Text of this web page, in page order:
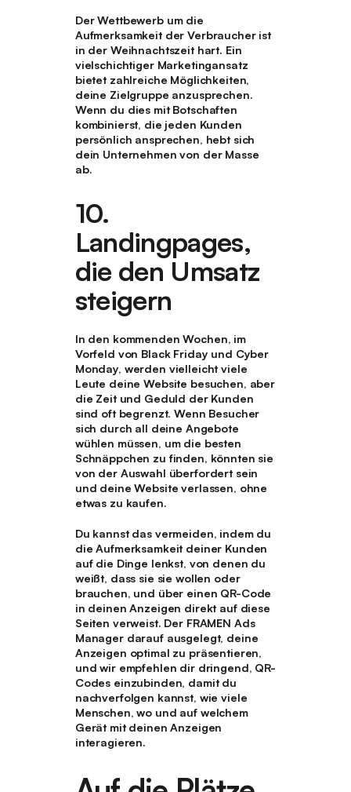
Der Wettbewerb um die
Aufmerksamkeit der Verbraucher ist
in der Weihnachtszeit hart. Ein
vielschichtiger Marketingansatz
bietet zahlreiche Möglichkeiten,
deine Zielgruppe anzusprechen.
Wenn du dies mit Botschaften
kombinierst, die jeden Kunden
persönlich ansprechen, hebt sich
dein Unternehmen von der Masse
ab.
10.
Landingpages,
die den Umsatz
steigern
In den kommenden Wochen, im
Vorfeld von Black Friday und Cyber
Monday, werden vielleicht viele
Leute deine Website besuchen, aber
die Zeit und Geduld der Kunden
sind oft begrenzt. Wenn Besucher
sich durch all deine Angebote
wühlen müssen, um die besten
Schnäppchen zu finden, könnten sie
von der Auswahl überfordert sein
und deine Website verlassen, ohne
etwas zu kaufen.
Du kannst das vermeiden, indem du
die Aufmerksamkeit deiner Kunden
auf die Dinge lenkst, von denen du
weißt, dass sie sie wollen oder
brauchen, und über einen QR-Code
in deinen Anzeigen direkt auf diese
Seiten verweist. Der FRAMEN Ads
Manager darauf ausgelegt, deine
Anzeigen optimal zu präsentieren,
und wir empfehlen dir dringend, QR-
Codes einzubinden, damit du
nachverfolgen kannst, wie viele
Menschen, wo und auf welchem
Gerät mit deinen Anzeigen
interagieren.